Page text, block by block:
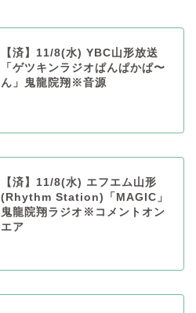
【済】11/8(水) YBC山形放送
「ゲツキンラジオぱんぱかぱ〜
ん」鬼龍院翔※音源
【済】11/8(水) エフエム山形
(Rhythm Station)「MAGIC」
鬼龍院翔ラジオ※コメントオン
エア